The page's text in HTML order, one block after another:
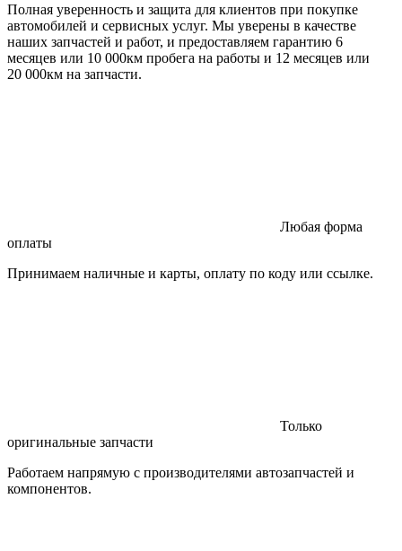
Полная уверенность и защита для клиентов при покупке
автомобилей и сервисных услуг. Мы уверены в качестве
наших запчастей и работ, и предоставляем гарантию 6
месяцев или 10 000км пробега на работы и 12 месяцев или
20 000км на запчасти.
Любая форма
оплаты
Принимаем наличные и карты, оплату по коду или ссылке.
Только
оригинальные запчасти
Работаем напрямую с производителями автозапчастей и
компонентов.